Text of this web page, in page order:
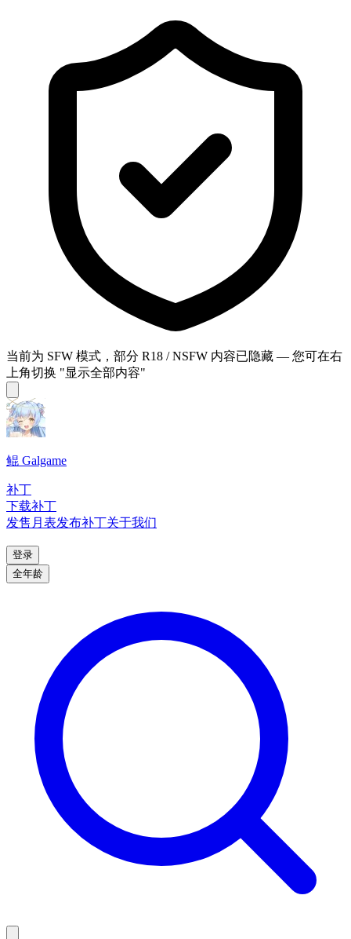
当前为 SFW 模式，部分 R18 / NSFW 内容已隐藏 — 您可在右
上角切换 "显示全部内容"
鲲 Galgame
补丁
下载补丁
发售月表发布补丁关于我们
登录
全年龄